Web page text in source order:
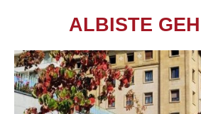
ALBISTE